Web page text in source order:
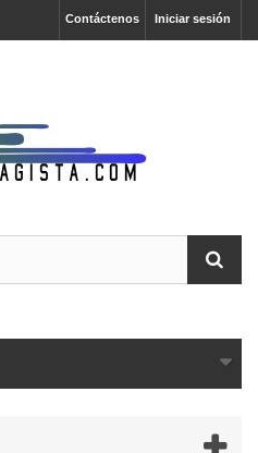
Iniciar sesión
Contáctenos